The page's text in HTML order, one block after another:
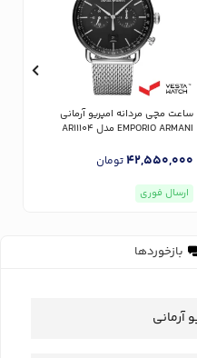
ساعت مچی مردانه امپریو آرمانی
EMPORIO ARMANI مدل AR11104
42,550,000تومان
ارسال فوری
بازخوردها
آرمانی